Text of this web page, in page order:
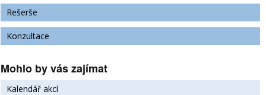
Rešerše
Konzultace
Mohlo by vás zajímat
Kalendář akcí